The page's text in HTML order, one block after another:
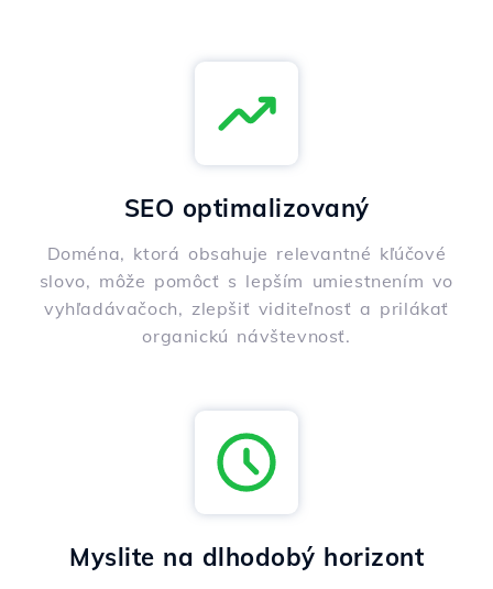
SEO optimalizovaný
Doména, ktorá obsahuje relevantné kľúčové
slovo, môže pomôcť s lepším umiestnením vo
vyhľadávačoch, zlepšiť viditeľnosť a prilákať
organickú návštevnosť.
Myslite na dlhodobý horizont